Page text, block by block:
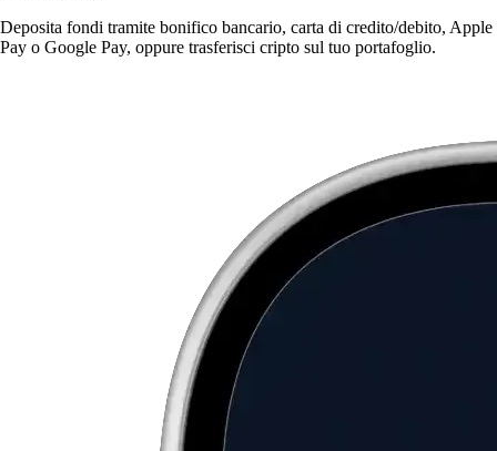
Deposita fondi tramite bonifico bancario, carta di credito/debito, Apple
Pay o Google Pay, oppure trasferisci cripto sul tuo portafoglio.